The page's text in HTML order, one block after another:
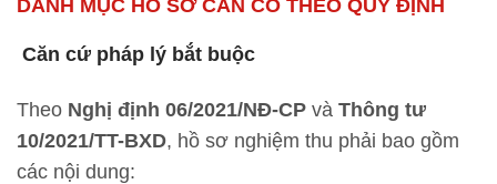
DANH MỤC HỒ SƠ CẦN CÓ THEO QUY ĐỊNH
Căn cứ pháp lý bắt buộc
Theo Nghị định 06/2021/NĐ-CP và Thông tư
10/2021/TT-BXD, hồ sơ nghiệm thu phải bao gồm
các nội dung: